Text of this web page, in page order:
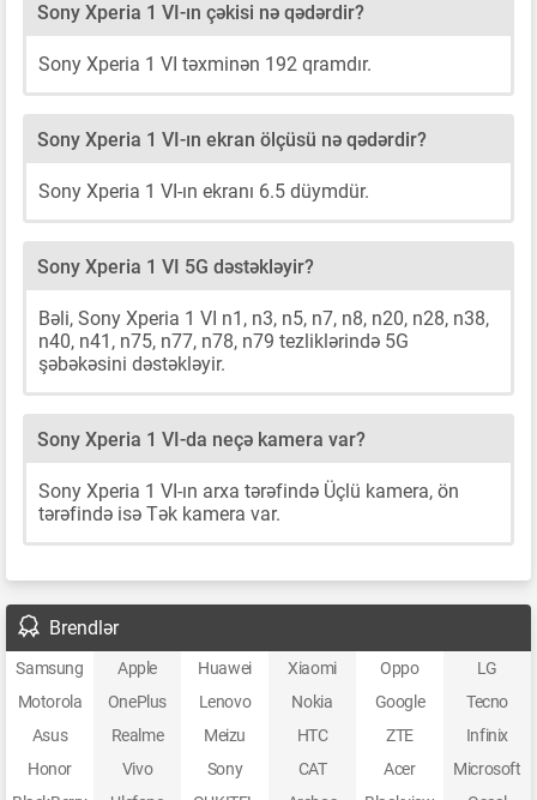
Sony Xperia 1 VI-ın çəkisi nə qədərdir?
Sony Xperia 1 VI təxminən 192 qramdır.
Sony Xperia 1 VI-ın ekran ölçüsü nə qədərdir?
Sony Xperia 1 VI-ın ekranı 6.5 düymdür.
Sony Xperia 1 VI 5G dəstəkləyir?
Bəli, Sony Xperia 1 VI n1, n3, n5, n7, n8, n20, n28, n38,
n40, n41, n75, n77, n78, n79 tezliklərində 5G
şəbəkəsini dəstəkləyir.
Sony Xperia 1 VI-da neçə kamera var?
Sony Xperia 1 VI-ın arxa tərəfində Üçlü kamera, ön
tərəfində isə Tək kamera var.
Brendlər
Samsung Apple Huawei Xiaomi Oppo
LG
Motorola
OnePlus Lenovo Nokia Google
Tecno
Asus
Realme Meizu HTC ZTE
Infinix
Honor
Vivo Sony CAT Acer
Microsoft